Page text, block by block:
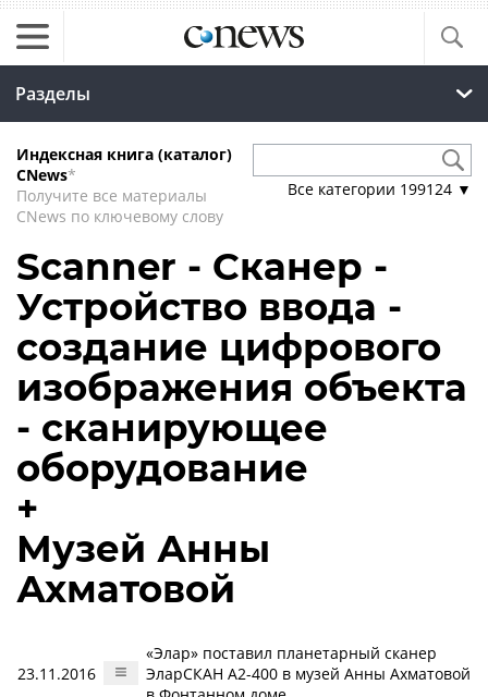
Разделы
Индексная книга (каталог)
CNews*
Получите все материалы
CNews по ключевому слову
Все категории 199124 ▼
Scanner - Сканер -
Устройство ввода -
создание цифрового
изображения объекта
- сканирующее
оборудование
+
Музей Анны
Ахматовой
23.11.2016
«Элар» поставил планетарный сканер
ЭларСКАН А2-400 в музей Анны Ахматовой